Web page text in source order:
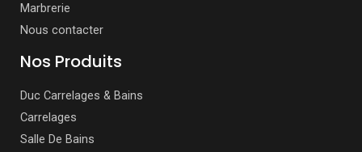
Marbrerie
Nous contacter
Nos Produits
Duc Carrelages & Bains
Carrelages
Salle De Bains